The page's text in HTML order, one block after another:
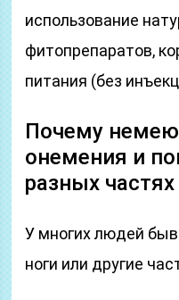
использование
фитопрепаратов,
питания (без
Почему
онемения и
разных частях
У многих людей
ноги или другие